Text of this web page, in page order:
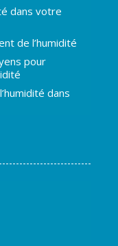
dans votre
de l’humidité
pour
dans
secondes